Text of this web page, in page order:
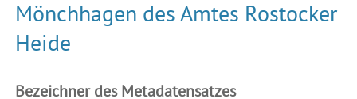
Mönchhagen des Amtes Rostocker
Heide
Bezeichner des Metadatensatzes